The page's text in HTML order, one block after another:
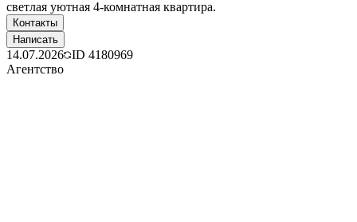
светлая уютная 4-комнатная квартира.
Контакты
Написать
14.07.2026 ID 4180969
Агентство